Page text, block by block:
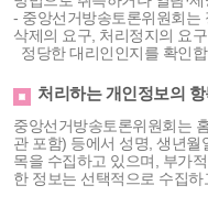
- 중앙선거방송토론위원회는
삭제의 요구, 처리정지의 요
정당한 대리인인지를 확인합
처리하는 개인정보의 항
중앙선거방송토론위원회는
관 포함) 등에서 성명, 생년
목을 수집하고 있으며, 부가
한 정보는 선택적으로 수집하